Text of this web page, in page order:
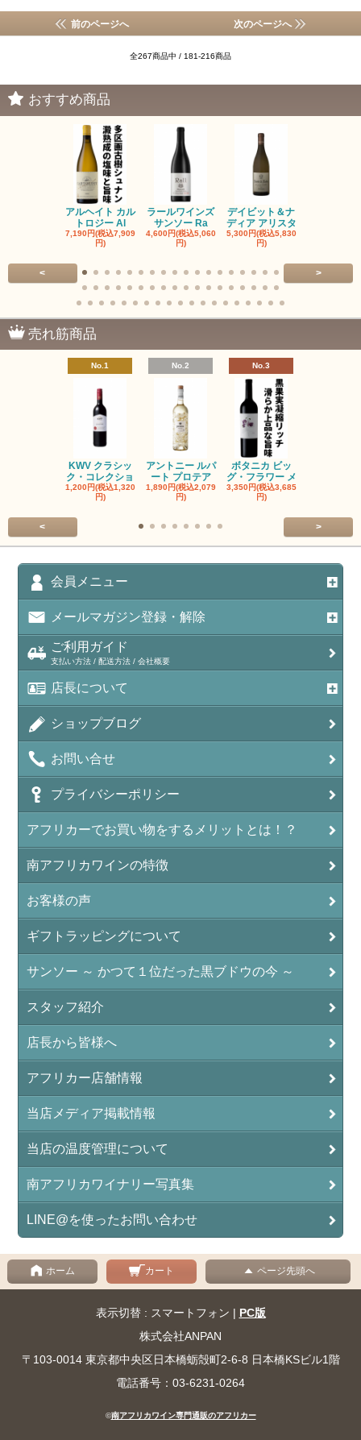
前のページへ 次のページへ
全267商品中 / 181-216商品
おすすめ商品
アルヘイト カル
トロジー Al
7,190円(税込7,909
円)
ラールワインズ
サンソー Ra
4,600円(税込5,060
円)
デイビット＆ナ
ディア アリスタ
5,300円(税込5,830
円)
< >
売れ筋商品
No.1
KWV クラシッ
ク・コレクショ
1,200円(税込1,320
円)
No.2
アントニー ルパ
ート プロテア
1,890円(税込2,079
円)
No.3
ボタニカ ビッ
グ・フラワー メ
3,350円(税込3,685
円)
< >
会員メニュー
メールマガジン登録・解除
ご利用ガイド
支払い方法 / 配送方法 / 会社概要
店長について
ショップブログ
お問い合せ
プライバシーポリシー
アフリカーでお買い物をするメリットとは！？
南アフリカワインの特徴
お客様の声
ギフトラッピングについて
サンソー ～ かつて１位だった黒ブドウの今 ～
スタッフ紹介
店長から皆様へ
アフリカー店舗情報
当店メディア掲載情報
当店の温度管理について
南アフリカワイナリー写真集
LINE@を使ったお問い合わせ
ホーム カート ページ先頭へ
表示切替 : スマートフォン | PC版
株式会社ANPAN
〒103-0014 東京都中央区日本橋蛎殻町2-6-8 日本橋KSビル1階
電話番号：03-6231-0264
©南アフリカワイン専門通販のアフリカー